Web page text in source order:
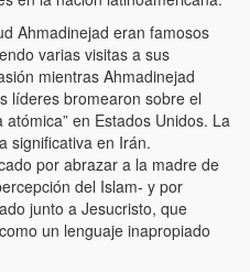
Ahmadinejad eran famosos
varias visitas a sus
mientras Ahmadinejad
líderes bromearon sobre el
en Estados Unidos. La
significativa en Irán.
por abrazar a la madre de
del Islam- y por
junto a Jesucristo, que
un lenguaje inapropiado